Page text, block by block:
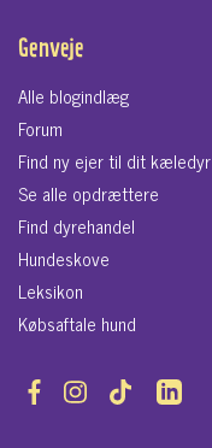
Genveje
Alle blogindlæg
Forum
Find ny ejer til dit kæledyr
Se alle opdrættere
Find dyrehandel
Hundeskove
Leksikon
Købsaftale hund